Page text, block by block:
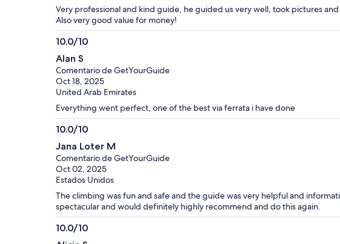
Very professional and kind guide, he guided us very well, took pictures
Also very good value for money!
10.0/10
10.0
de
10
Alan S
Comentario de GetYourGuide
Oct 18, 2025
United Arab Emirates
Everything went perfect, one of the best via ferrata i have done
10.0/10
10.0
de
10
Jana Loter M
Comentario de GetYourGuide
Oct 02, 2025
Estados Unidos
The climbing was fun and safe and the guide was very helpful and
spectacular and would definitely highly recommend and do this again.
10.0/10
10.0